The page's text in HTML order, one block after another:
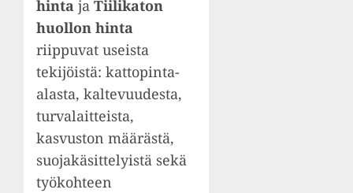
hinta ja Tiilikaton
huollon hinta
riippuvat useista
tekijöistä: kattopinta-
alasta, kaltevuudesta,
turvalaitteista,
kasvuston määrästä,
suojakäsittelyistä sekä
työkohteen